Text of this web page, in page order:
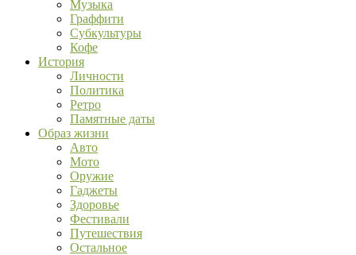
Музыка
Граффити
Субкультуры
Кофе
История
Личности
Политика
Ретро
Памятные даты
Образ жизни
Авто
Мото
Оружие
Гаджеты
Здоровье
Фестивали
Путешествия
Остальное